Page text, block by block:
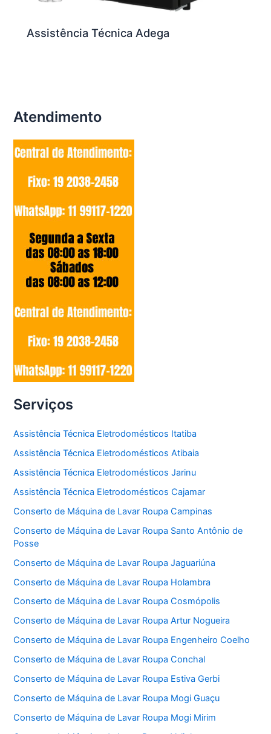
Assistência Técnica Adega
Atendimento
Serviços
Assistência Técnica Eletrodomésticos Itatiba
Assistência Técnica Eletrodomésticos Atibaia
Assistência Técnica Eletrodomésticos Jarinu
Assistência Técnica Eletrodomésticos Cajamar
Conserto de Máquina de Lavar Roupa Campinas
Conserto de Máquina de Lavar Roupa Santo Antônio de
Posse
Conserto de Máquina de Lavar Roupa Jaguariúna
Conserto de Máquina de Lavar Roupa Holambra
Conserto de Máquina de Lavar Roupa Cosmópolis
Conserto de Máquina de Lavar Roupa Artur Nogueira
Conserto de Máquina de Lavar Roupa Engenheiro Coelho
Conserto de Máquina de Lavar Roupa Conchal
Conserto de Máquina de Lavar Roupa Estiva Gerbi
Conserto de Máquina de Lavar Roupa Mogi Guaçu
Conserto de Máquina de Lavar Roupa Mogi Mirim